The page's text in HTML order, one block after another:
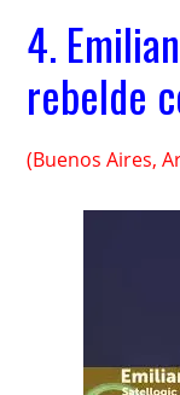
4.
rebelde
(Buenos Aires,